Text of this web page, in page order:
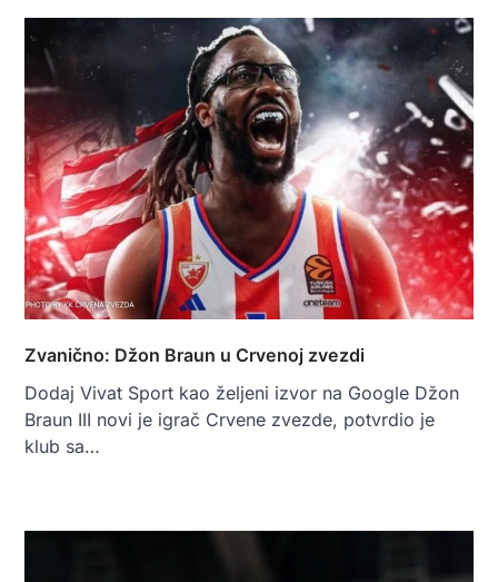
Zvanično: Džon Braun u Crvenoj zvezdi
Dodaj Vivat Sport kao željeni izvor na Google Džon
Braun III novi je igrač Crvene zvezde, potvrdio je
klub sa…